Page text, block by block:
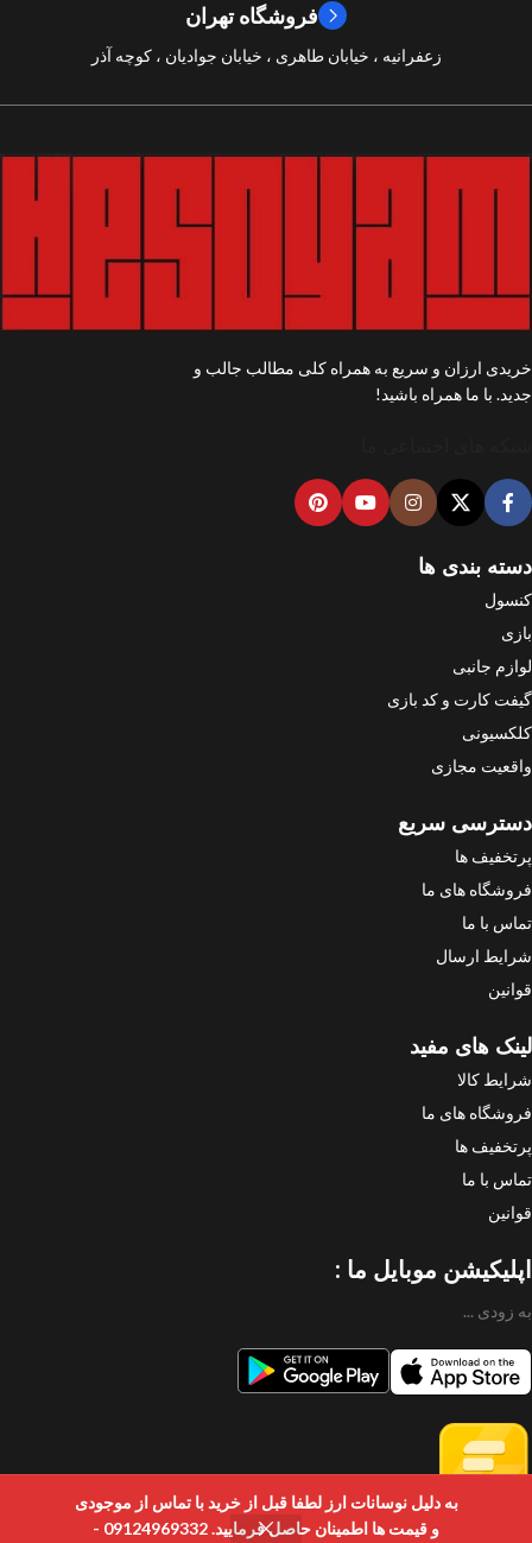
به دلیل نوسانات ارز لطفا قبل از خرید با تماس از موجودی
و قیمت ها اطمینان حاصل فرمایید. 09124969332 -
فروشگاه تهران
زعفرانیه ، خیابان طاهری ، خیابان جوادیان ، کوچه آذر
خریدی ارزان و سریع به همراه کلی مطالب جالب و
جدید. با ما همراه باشید!
دسته بندی ها
کنسول
بازی
لوازم جانبی
گیفت کارت و کد بازی
کلکسیونی
واقعیت مجازی
دسترسی سریع
پرتخفیف ها
فروشگاه های ما
تماس با ما
شرایط ارسال
قوانین
لینک های مفید
شرایط کالا
فروشگاه های ما
پرتخفیف ها
تماس با ما
قوانین
اپلیکیشن موبایل ما :
به زودی ...